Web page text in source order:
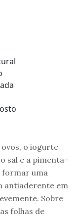
ovos, o iogurte
sal e a pimenta-
uma
antiaderente em
Sobre
folhas de